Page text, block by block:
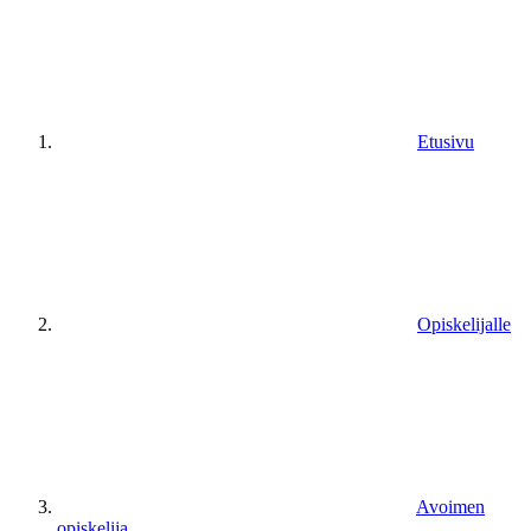
Etusivu
Opiskelijalle
Avoimen